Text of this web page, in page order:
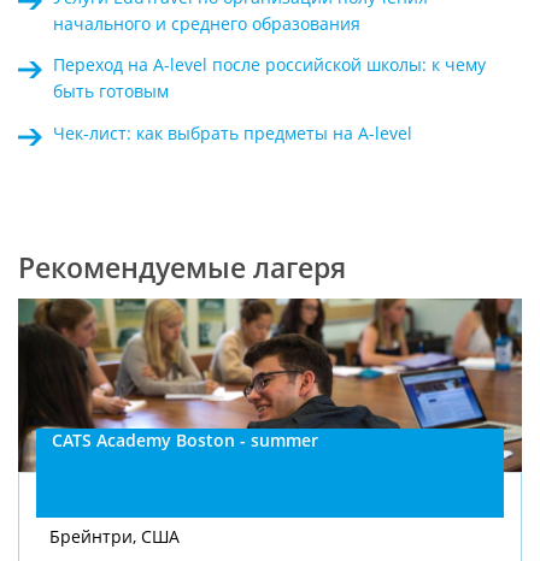
начального и среднего образования
Переход на A-level после российской школы: к чему
быть готовым
Чек-лист: как выбрать предметы на A-level
Рекомендуемые лагеря
CATS Academy Boston - summer
Брейнтри, США